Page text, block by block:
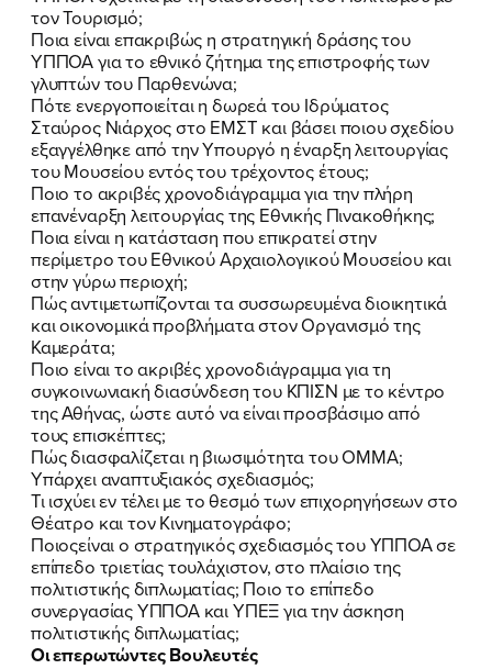
τον Τουρισμό;
Ποια είναι επακριβώς η στρατηγική δράσης του
ΥΠΠΟΑ για το εθνικό ζήτημα της επιστροφής των
γλυπτών του Παρθενώνα;
Πότε ενεργοποιείται η δωρεά του Ιδρύματος
Σταύρος Νιάρχος στο ΕΜΣΤ και βάσει ποιου σχεδίου
εξαγγέλθηκε από την Υπουργό η έναρξη λειτουργίας
του Μουσείου εντός του τρέχοντος έτους;
Ποιο το ακριβές χρονοδιάγραμμα για την πλήρη
επανέναρξη λειτουργίας της Εθνικής Πινακοθήκης;
Ποια είναι η κατάσταση που επικρατεί στην
περίμετρο του Εθνικού Αρχαιολογικού Μουσείου και
στην γύρω περιοχή;
Πώς αντιμετωπίζονται τα συσσωρευμένα διοικητικά
και οικονομικά προβλήματα στον Οργανισμό της
Καμεράτα;
Ποιο είναι το ακριβές χρονοδιάγραμμα για τη
συγκοινωνιακή διασύνδεση του ΚΠΙΣΝ με το κέντρο
της Αθήνας, ώστε αυτό να είναι προσβάσιμο από
τους επισκέπτες;
Πώς διασφαλίζεται η βιωσιμότητα του ΟΜΜΑ;
Υπάρχει αναπτυξιακός σχεδιασμός;
Τι ισχύει εν τέλει με το θεσμό των επιχορηγήσεων στο
Θέατρο και τον Κινηματογράφο;
Ποιοςείναι ο στρατηγικός σχεδιασμός του ΥΠΠΟΑ σε
επίπεδο τριετίας τουλάχιστον, στο πλαίσιο της
πολιτιστικής διπλωματίας; Ποιο το επίπεδο
συνεργασίας ΥΠΠΟΑ και ΥΠΕΞ για την άσκηση
πολιτιστικής διπλωματίας;
Οι επερωτώντες Βουλευτές